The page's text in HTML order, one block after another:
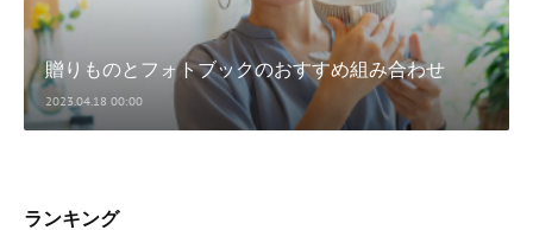
贈りものとフォトブックのおすすめ組み合わせ
2023.04.18 00:00
ランキング